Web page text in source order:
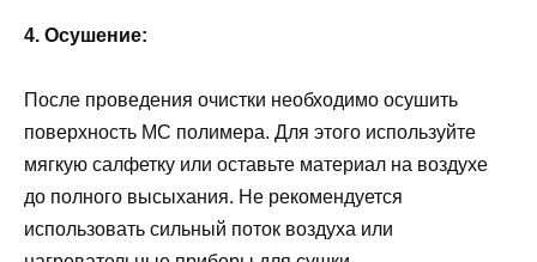
4. Осушение:
После проведения очистки необходимо осушить
поверхность МС полимера. Для этого используйте
мягкую салфетку или оставьте материал на воздухе
до полного высыхания. Не рекомендуется
использовать сильный поток воздуха или